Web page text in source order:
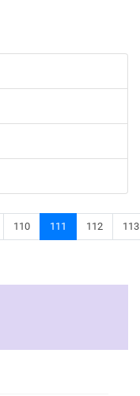
110 111 112 113